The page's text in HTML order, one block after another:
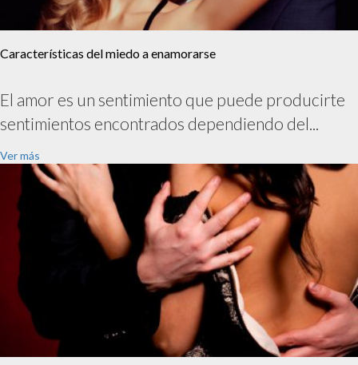
Características del miedo a enamorarse
El amor es un sentimiento que puede producirte
sentimientos encontrados dependiendo del...
Ver más